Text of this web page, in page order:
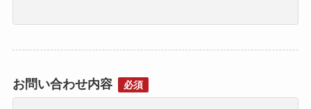
お問い合わせ内容 必須